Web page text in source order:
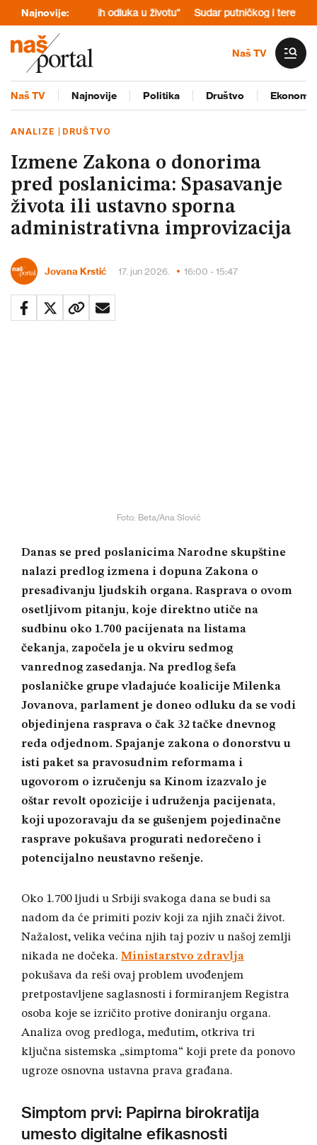
Najnovije:
od najtežih odluka u životu“ Sudar putničkog i teretnog voza
Naš TV
Naš TV Najnovije Politika Društvo
ANALIZE DRUŠTVO
Izmene Zakona o donorima
pred poslanicima: Spasavanje
života ili ustavno sporna
administrativna improvizacija
Jovana Krstić 17. jun 2026. 16:00 - 15:47
Foto: Beta/Ana Slović
Danas se pred poslanicima Narodne skupštine
nalazi predlog izmena i dopuna Zakona o
presađivanju ljudskih organa. Rasprava o ovom
osetljivom pitanju, koje direktno utiče na
sudbinu oko 1.700 pacijenata na listama
čekanja, započela je u okviru sedmog
vanrednog zasedanja. Na predlog šefa
poslaničke grupe vladajuće koalicije Milenka
Jovanova, parlament je doneo odluku da se vodi
objedinjena rasprava o čak 32 tačke dnevnog
reda odjednom. Spajanje zakona o donorstvu u
isti paket sa pravosudnim reformama i
ugovorom o izručenju sa Kinom izazvalo je
oštar revolt opozicije i udruženja pacijenata,
koji upozoravaju da se gušenjem pojedinačne
rasprave pokušava progurati nedorečeno i
potencijalno neustavno rešenje.
Oko 1.700 ljudi u Srbiji svakoga dana se budi sa
nadom da će primiti poziv koji za njih znači život.
Nažalost, velika većina njih taj poziv u našoj zemlji
nikada ne dočeka. Ministarstvo zdravlja
pokušava da reši ovaj problem uvođenjem
pretpostavljene saglasnosti i formiranjem Registra
osoba koje se izričito protive doniranju organa.
Analiza ovog predloga, međutim, otkriva tri
ključna sistemska „simptoma“ koji prete da ponovo
ugroze osnovna ustavna prava građana.
Simptom prvi: Papirna birokratija
umesto digitalne efikasnosti